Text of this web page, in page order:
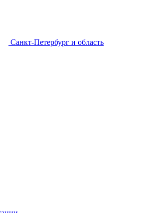
Санкт-Петербург и область